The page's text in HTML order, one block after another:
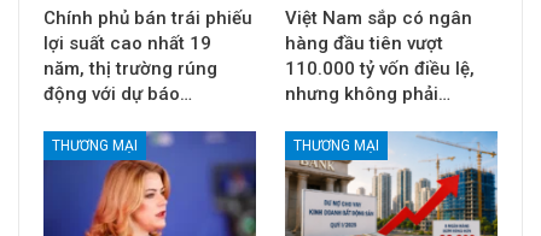
Chính phủ bán trái phiếu
lợi suất cao nhất 19
năm, thị trường rúng
động với dự báo…
Việt Nam sắp có ngân
hàng đầu tiên vượt
110.000 tỷ vốn điều lệ,
nhưng không phải…
THƯƠNG MẠI THƯƠNG MẠI